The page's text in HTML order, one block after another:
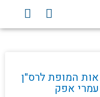
F
a
c
o
o
Y
o
u
b
e
אות המופת לרס"ן
עמרי אפק